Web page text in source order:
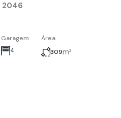
2046
Garagem
4
Área
309m²